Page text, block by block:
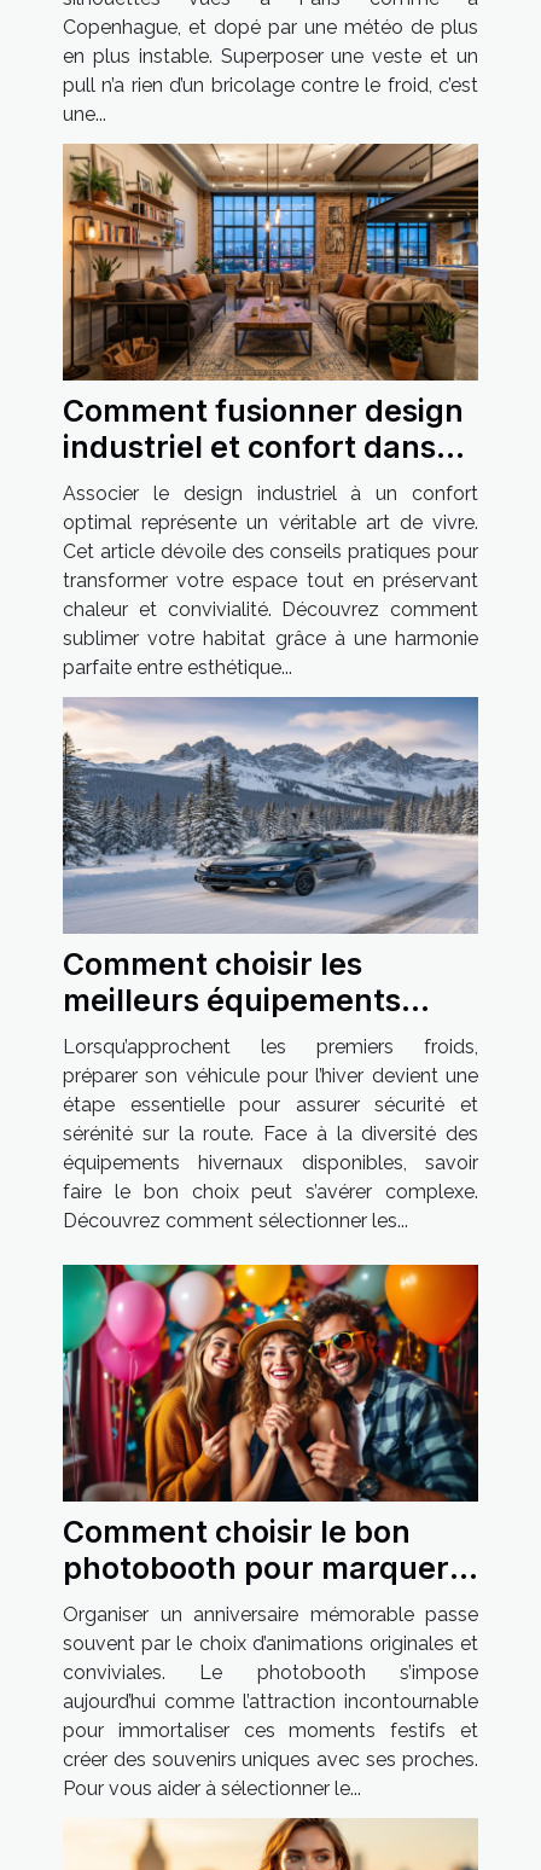
Copenhague, et dopé par une météo de plus
en plus instable. Superposer une veste et un
pull n’a rien d’un bricolage contre le froid, c’est
une...
Comment fusionner design
industriel et confort dans
votre habitat ?
Associer le design industriel à un confort
optimal représente un véritable art de vivre.
Cet article dévoile des conseils pratiques pour
transformer votre espace tout en préservant
chaleur et convivialité. Découvrez comment
sublimer votre habitat grâce à une harmonie
parfaite entre esthétique...
Comment choisir les
meilleurs équipements
hivernaux pour votre
véhicule ?
Lorsqu’approchent les premiers froids,
préparer son véhicule pour l’hiver devient une
étape essentielle pour assurer sécurité et
sérénité sur la route. Face à la diversité des
équipements hivernaux disponibles, savoir
faire le bon choix peut s’avérer complexe.
Découvrez comment sélectionner les...
Comment choisir le bon
photobooth pour marquer
son anniversaire ?
Organiser un anniversaire mémorable passe
souvent par le choix d’animations originales et
conviviales. Le photobooth s’impose
aujourd’hui comme l’attraction incontournable
pour immortaliser ces moments festifs et
créer des souvenirs uniques avec ses proches.
Pour vous aider à sélectionner le...